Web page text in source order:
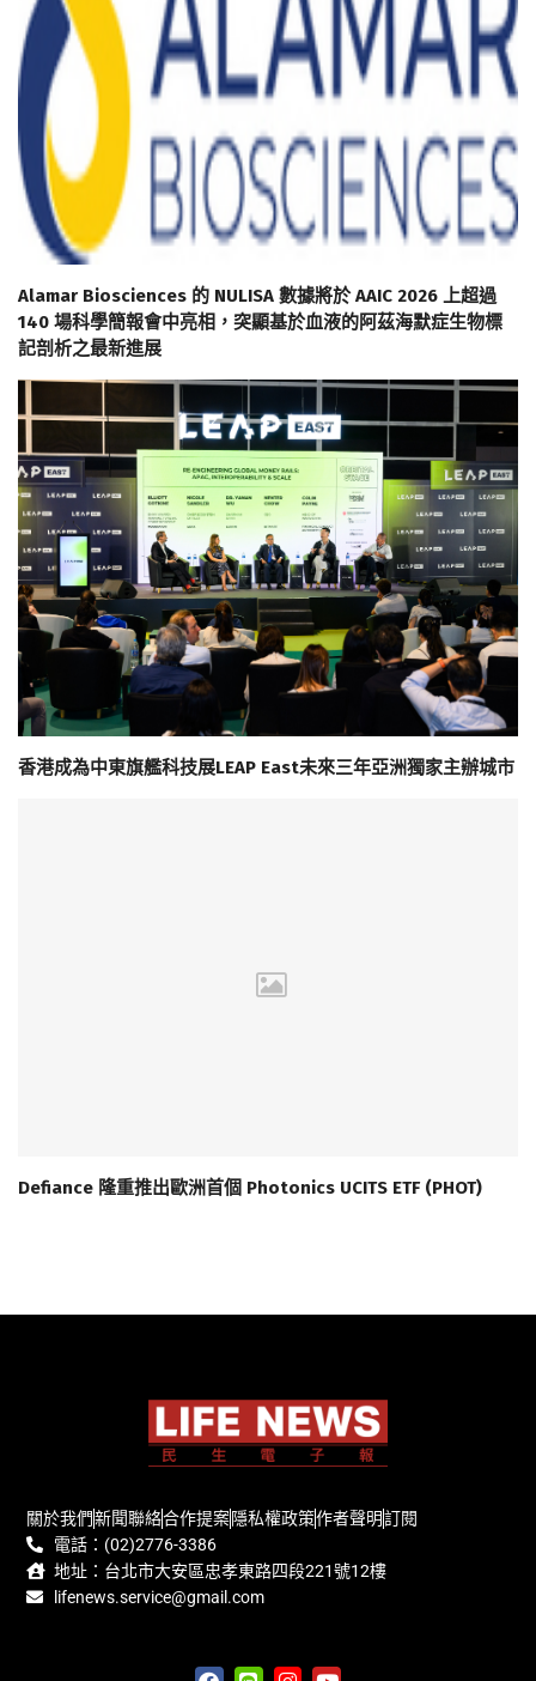
Alamar Biosciences 的 NULISA 數據將於 AAIC 2026 上超過
140 場科學簡報會中亮相，突顯基於血液的阿茲海默症生物標
記剖析之最新進展
香港成為中東旗艦科技展LEAP East未來三年亞洲獨家主辦城市
Defiance 隆重推出歐洲首個 Photonics UCITS ETF (PHOT)
關於我們新聞聯絡合作提案隱私權政策作者聲明訂閱
電話：(02)2776-3386
地址：台北市大安區忠孝東路四段221號12樓
lifenews.service@gmail.com